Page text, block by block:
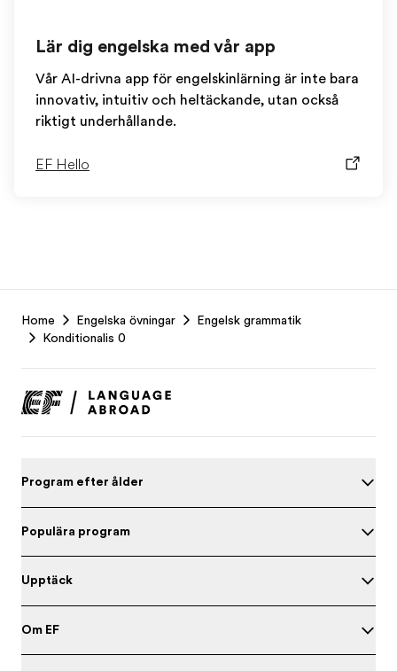
Lär dig engelska med vår app
Vår AI-drivna app för engelskinlärning är inte bara
innovativ, intuitiv och heltäckande, utan också
riktigt underhållande.
EF Hello
Footer
Home Engelska övningar
Engelsk grammatik
Konditionalis 0
Program efter ålder
Populära program
Upptäck
Om EF